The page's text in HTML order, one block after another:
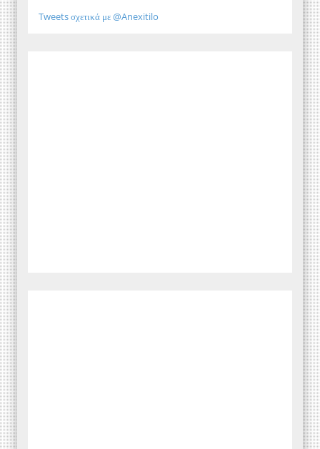
Tweets σχετικά με @Anexitilo